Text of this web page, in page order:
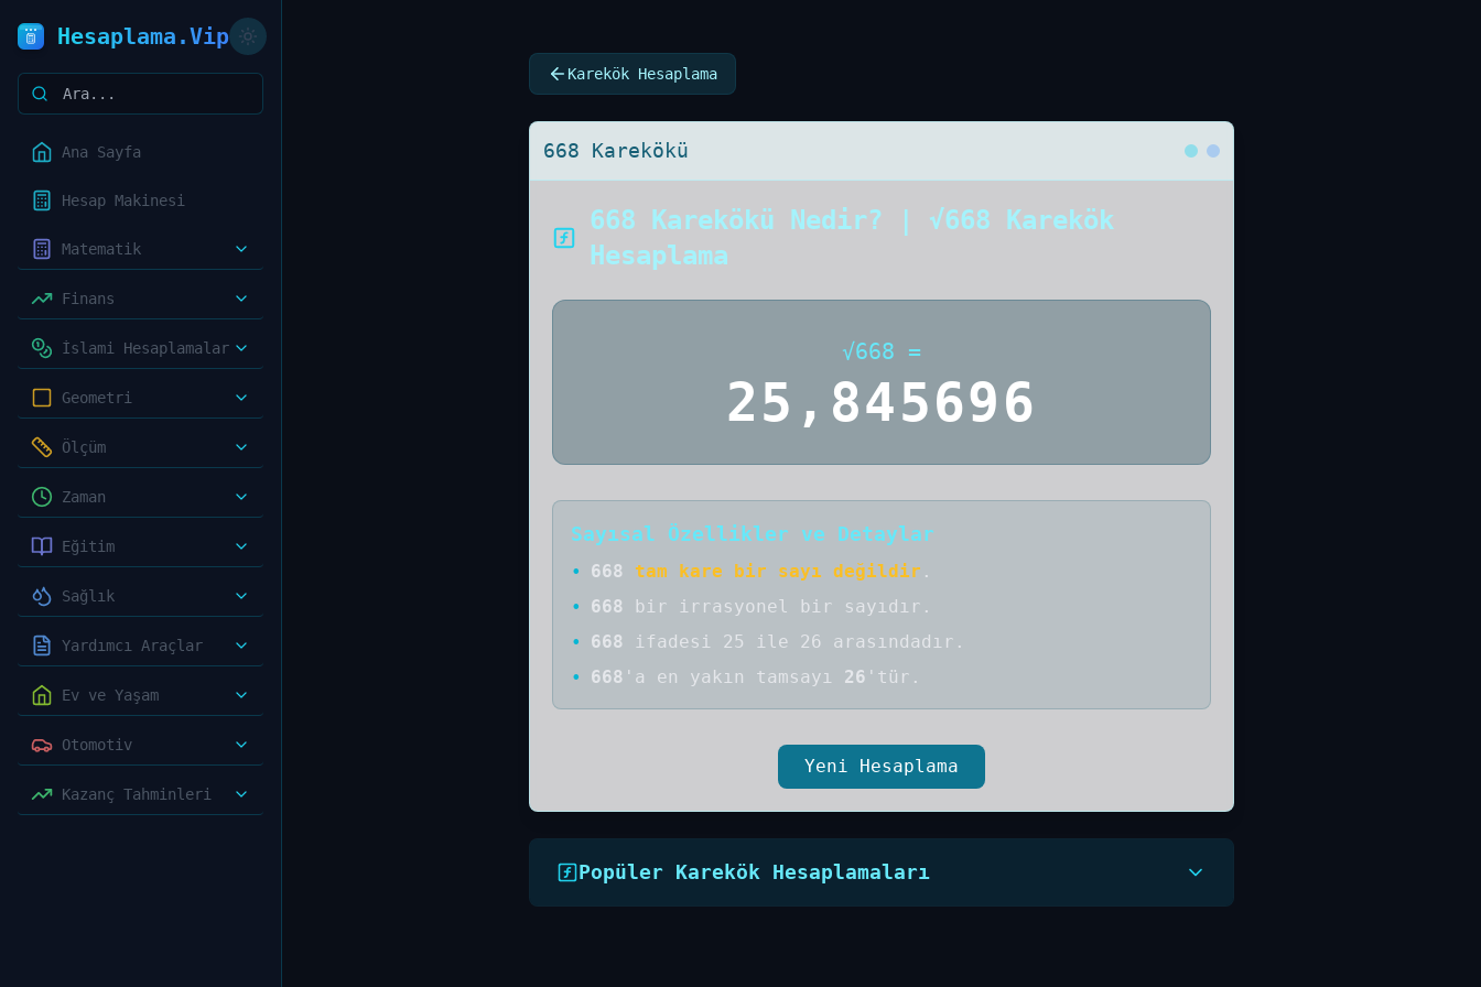
Hesaplama.Vip
Ana Sayfa
Hesap Makinesi
Matematik
Finans
İslami Hesaplamalar
Geometri
Ölçüm
Zaman
Eğitim
Sağlık
Yardımcı Araçlar
Ev ve Yaşam
Otomotiv
Kazanç Tahminleri
Karekök Hesaplama
668 Karekökü
668 Karekökü Nedir? | √668 Karekök
Hesaplama
√668 =
25,845696
Sayısal Özellikler ve Detaylar
• 668 tam kare bir sayı değildir .
•
668 bir irrasyonel bir sayıdır .
•
668
ifadesi 25 ile 26 arasındadır.
•
668 'a en yakın tamsayı 26 'tür.
Yeni Hesaplama
Popüler Karekök Hesaplamaları